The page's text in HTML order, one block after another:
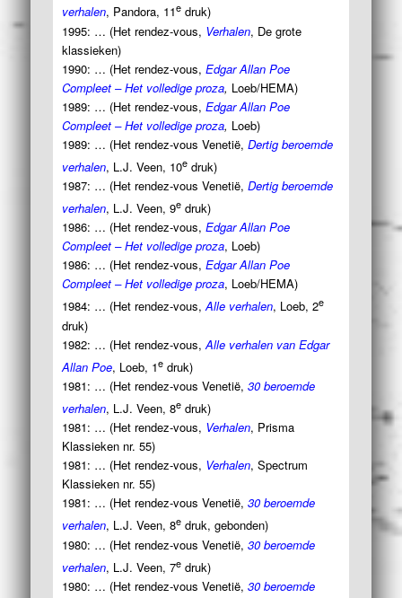
verhalen, Pandora, 11edruk)
1995: … (Het rendez-vous, Verhalen, De grote
klassieken)
1990: … (Het rendez-vous, Edgar Allan Poe
Compleet – Het volledige proza, Loeb/HEMA)
1989: … (Het rendez-vous, Edgar Allan Poe
Compleet – Het volledige proza, Loeb)
1989: … (Het rendez-vous Venetië, Dertig beroemde
verhalen, L.J. Veen, 10edruk)
1987: … (Het rendez-vous Venetië, Dertig beroemde
verhalen, L.J. Veen, 9edruk)
1986: … (Het rendez-vous, Edgar Allan Poe
Compleet – Het volledige proza, Loeb)
1986: … (Het rendez-vous, Edgar Allan Poe
Compleet – Het volledige proza, Loeb/HEMA)
1984: … (Het rendez-vous,Alle verhalen, Loeb, 2e
druk)
1982: … (Het rendez-vous, Alle verhalen van Edgar
Allan Poe, Loeb, 1edruk)
1981: … (Het rendez-vous Venetië, 30 beroemde
verhalen, L.J. Veen, 8edruk)
1981: … (Het rendez-vous, Verhalen, Prisma
Klassieken nr. 55)
1981: … (Het rendez-vous, Verhalen, Spectrum
Klassieken nr. 55)
1981: … (Het rendez-vous Venetië, 30 beroemde
verhalen, L.J. Veen, 8edruk, gebonden)
1980: … (Het rendez-vous Venetië, 30 beroemde
verhalen, L.J. Veen, 7edruk)
1980: … (Het rendez-vous Venetië, 30 beroemde